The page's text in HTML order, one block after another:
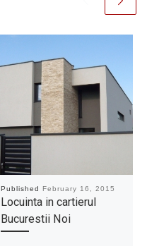
Published February 16, 2015
Locuinta in cartierul
Bucurestii Noi